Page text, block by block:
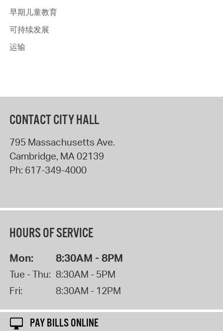
早期儿童教育
可持续发展
运输
CONTACT CITY HALL
795 Massachusetts Ave.
Cambridge, MA02139
Ph: 617-349-4000
HOURS OF SERVICE
Mon: 8:30AM - 8PM
Tue - Thu: 8:30AM - 5PM
Fri:
8:30AM - 12PM
PAY BILLS ONLINE